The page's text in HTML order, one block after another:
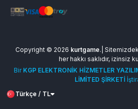
Copyright © 2026 kurtgame.|
her hakkı saklıdır, izinsiz
Bir KGP ELEKTRONİK HİZMETLER
LİMİTED ŞİRKETİ
Türkçe / TL